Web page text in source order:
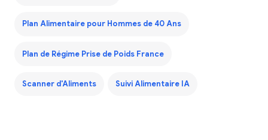
Plan Alimentaire pour Hommes de 40 Ans
Plan de Régime Prise de Poids France
Scanner d'Aliments Suivi Alimentaire IA